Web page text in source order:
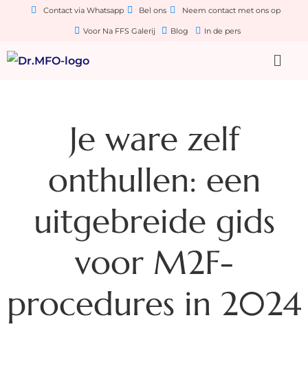
Contact via Whatsapp Bel ons Neem contact met ons op
Voor Na FFS Galerij Blog In de pers
Je ware zelf
onthullen: een
uitgebreide gids
voor M2F-
procedures in 2024